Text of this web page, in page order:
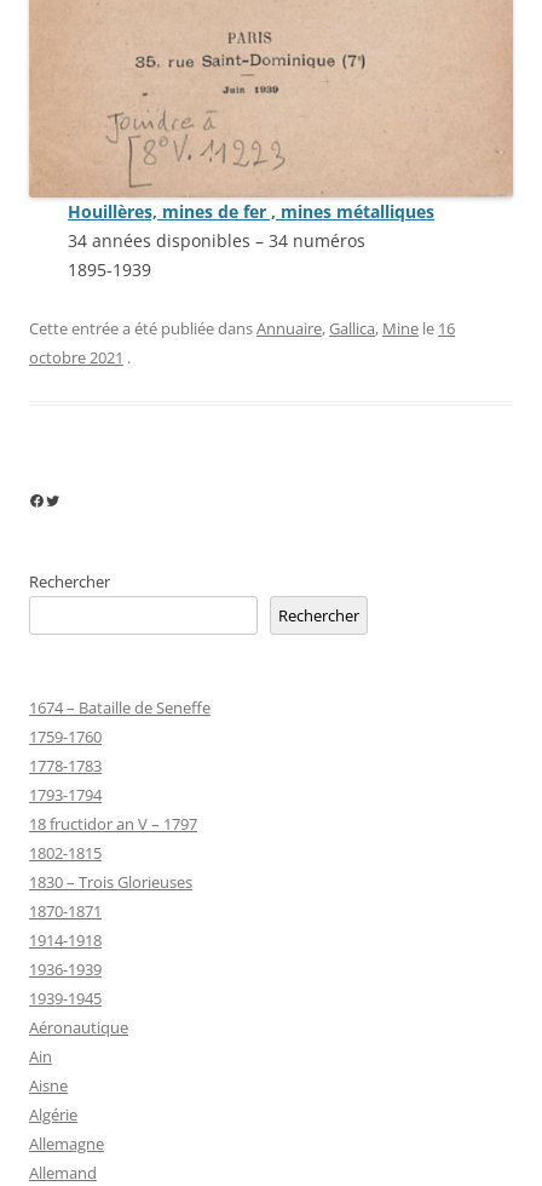
Houillères, mines de fer , mines métalliques
34 années disponibles – 34 numéros
1895-1939
Cette entrée a été publiée dansAnnuaire,Gallica, Mine le 16
octobre 2021 .
Facebook
Twitter
Rechercher
Rechercher
1674 – Bataille de Seneffe
1759-1760
1778-1783
1793-1794
18 fructidor an V – 1797
1802-1815
1830 – Trois Glorieuses
1870-1871
1914-1918
1936-1939
1939-1945
Aéronautique
Ain
Aisne
Algérie
Allemagne
Allemand